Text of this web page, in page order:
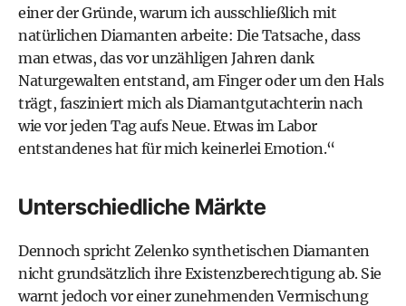
einer der Gründe, warum ich ausschließlich mit
natürlichen Diamanten arbeite: Die Tatsache, dass
man etwas, das vor unzähligen Jahren dank
Naturgewalten entstand, am Finger oder um den Hals
trägt, fasziniert mich als Diamantgutachterin nach
wie vor jeden Tag aufs Neue. Etwas im Labor
entstandenes hat für mich keinerlei Emotion.“
Unterschiedliche Märkte
Dennoch spricht Zelenko synthetischen Diamanten
nicht grundsätzlich ihre Existenzberechtigung ab. Sie
warnt jedoch vor einer zunehmenden Vermischung